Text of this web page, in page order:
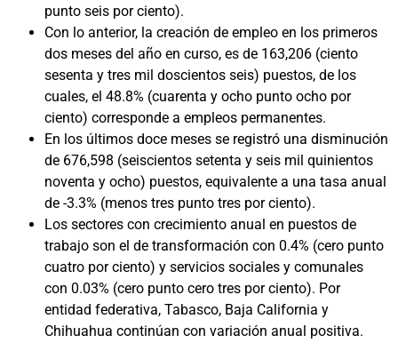
punto seis por ciento).
Con lo anterior, la creación de empleo en los primeros
dos meses del año en curso, es de 163,206 (ciento
sesenta y tres mil doscientos seis) puestos, de los
cuales, el 48.8% (cuarenta y ocho punto ocho por
ciento) corresponde a empleos permanentes.
En los últimos doce meses se registró una disminución
de 676,598 (seiscientos setenta y seis mil quinientos
noventa y ocho) puestos, equivalente a una tasa anual
de -3.3% (menos tres punto tres por ciento).
Los sectores con crecimiento anual en puestos de
trabajo son el de transformación con 0.4% (cero punto
cuatro por ciento) y servicios sociales y comunales
con 0.03% (cero punto cero tres por ciento). Por
entidad federativa, Tabasco, Baja California y
Chihuahua continúan con variación anual positiva.